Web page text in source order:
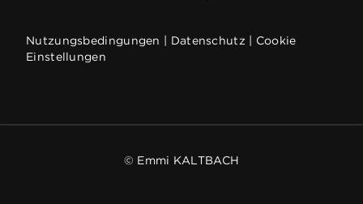
Nutzungsbedingungen | Datenschutz | Cookie
Einstellungen
© Emmi KALTBACH